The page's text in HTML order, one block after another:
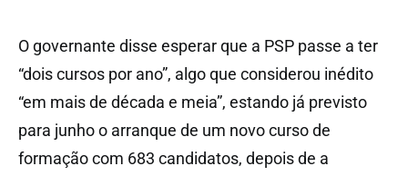
O governante disse esperar que a PSP passe a ter
“dois cursos por ano”, algo que considerou inédito
“em mais de década e meia”, estando já previsto
para junho o arranque de um novo curso de
formação com 683 candidatos, depois de a